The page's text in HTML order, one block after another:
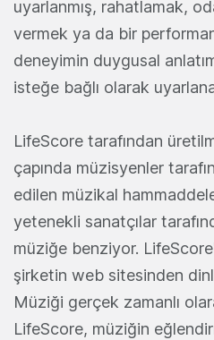
uyarlanmış, rahatlamak,
vermek ya da bir
deneyimin duygusal
isteğe bağlı olarak
LifeScore tarafından
çapında müzisyenler
edilen müzikal
yetenekli sanatçılar
müziğe benziyor.
şirketin web sitesinden
Müziği gerçek zamanlı
LifeScore, müziğin